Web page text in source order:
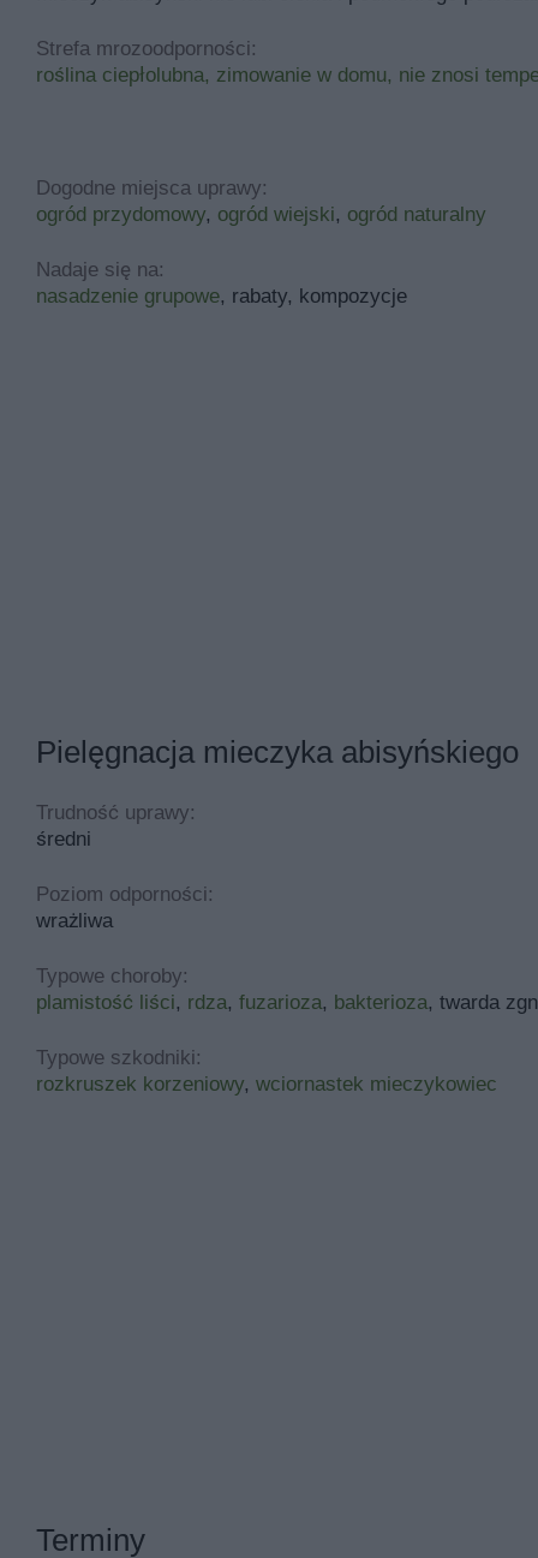
Strefa mrozoodporności:
roślina ciepłolubna, zimowanie w domu, nie znosi
Dogodne miejsca uprawy:
ogród przydomowy, ogród wiejski, ogród naturalny
Nadaje się na:
nasadzenie grupowe, rabaty, kompozycje
Pielęgnacja mieczyka abisyńskiego
Trudność uprawy:
średni
Poziom odporności:
wrażliwa
Typowe choroby:
plamistość liści, rdza, fuzarioza, bakterioza, twarda
Typowe szkodniki:
rozkruszek korzeniowy, wciornastek mieczykowiec
Terminy